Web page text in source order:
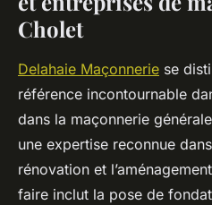
Cholet
Delahaie Maçonnerie se
référence incontournable
dans la maçonnerie
une expertise reconnue
rénovation et
faire inclut la pose de